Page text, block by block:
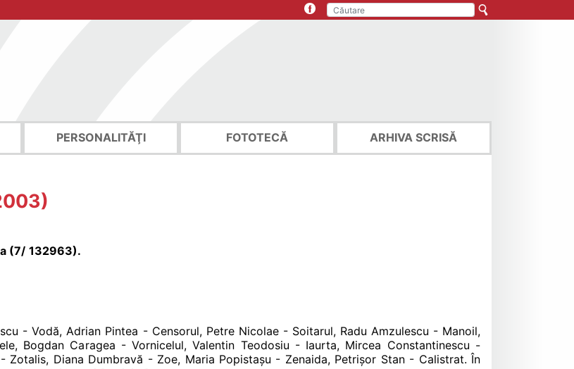
PERSONALITĂŢI FOTOTECĂ ARHIVA SCRISĂ
(7/ 132963).
- Vodă, Adrian Pintea - Censorul, Petre Nicolae - Soitarul, Radu Amzulescu - Manoil,
Bogdan Caragea - Vornicelul, Valentin Teodosiu - Iaurta, Mircea Constantinescu -
Zotalis, Diana Dumbravă - Zoe, Maria Popistașu - Zenaida, Petrișor Stan - Calistrat. În